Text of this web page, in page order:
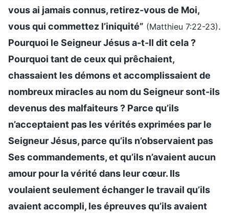
vous ai jamais connus, retirez-vous de Moi,
vous qui commettez l’iniquité” (Matthieu 7:22-23).
Pourquoi le Seigneur Jésus a-t-Il dit cela ?
Pourquoi tant de ceux qui prêchaient,
chassaient les démons et accomplissaient de
nombreux miracles au nom du Seigneur sont-ils
devenus des malfaiteurs ? Parce qu’ils
n’acceptaient pas les vérités exprimées par le
Seigneur Jésus, parce qu’ils n’observaient pas
Ses commandements, et qu’ils n’avaient aucun
amour pour la vérité dans leur cœur. Ils
voulaient seulement échanger le travail qu’ils
avaient accompli, les épreuves qu’ils avaient